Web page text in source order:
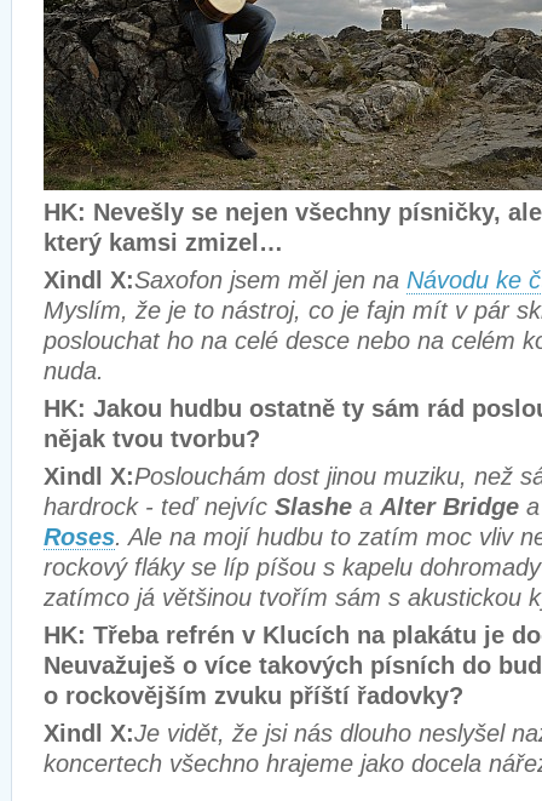
HK: Nevešly se nejen všechny písničky,
který kamsi zmizel…
Xindl X:Saxofon jsem měl jen na Návodu ke
Myslím, že je to nástroj, co je fajn mít v pár
poslouchat ho na celé desce nebo na celém
nuda.
HK: Jakou hudbu ostatně ty sám rád
nějak tvou tvorbu?
Xindl X:Poslouchám dost jinou muziku, než
hardrock - teď nejvíc Slashe a Alter Bridge
Roses. Ale na mojí hudbu to zatím moc vliv
rockový fláky se líp píšou s kapelu
zatímco já většinou tvořím sám s akustickou
HK: Třeba refrén v Klucích na plakátu je
Neuvažuješ o více takových písních do
o rockovějším zvuku příští řadovky?
Xindl X:Je vidět, že jsi nás dlouho neslyšel
koncertech všechno hrajeme jako docela